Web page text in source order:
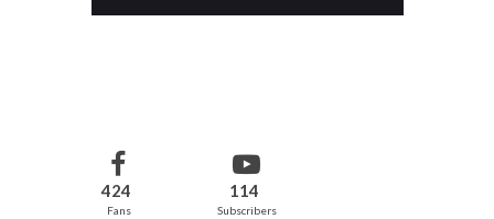
424
Fans
114
Subscribers